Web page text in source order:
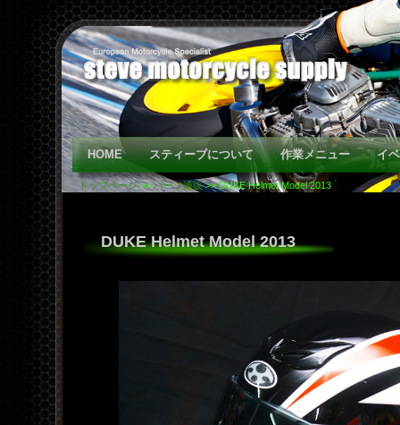
HOME スティーブについて 作業メニュー イ
トップページ>>パーツ通販>> DUKE Helmet Model 2013
DUKE Helmet Model 2013